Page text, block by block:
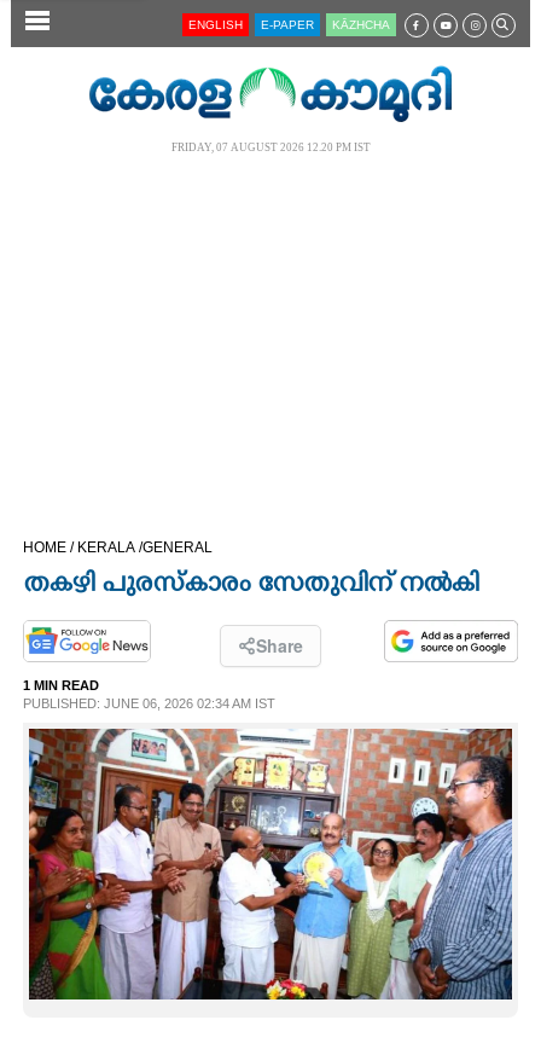
SECTIONS
OPINION
PHOTOS
LIFESTYLE
SPIRITUAL
INFO+
ART
ENGLISH E-PAPER KĀZHCHA
FRIDAY, 07 AUGUST 2026 12.20 PM IST
HOME / KERALA /GENERAL
തകഴി പുരസ്കാരം സേതുവിന് നൽകി
Share
1 MIN READ
PUBLISHED: JUNE 06, 2026 02:34 AM IST